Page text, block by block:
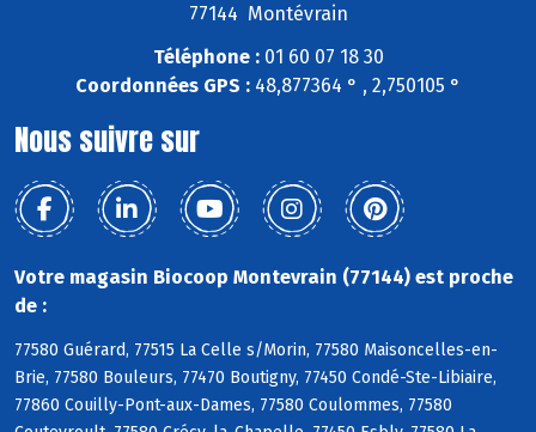
77144 Montévrain
Téléphone :01 60 07 18 30
Coordonnées GPS : 48,877364 ° , 2,750105 °
Nous suivre sur
Votre magasin Biocoop Montevrain (77144) est proche
de :
77580 Guérard, 77515 La Celle s/Morin, 77580 Maisoncelles-en-
Brie, 77580 Bouleurs, 77470 Boutigny, 77450 Condé-Ste-Libiaire,
77860 Couilly-Pont-aux-Dames, 77580 Coulommes, 77580